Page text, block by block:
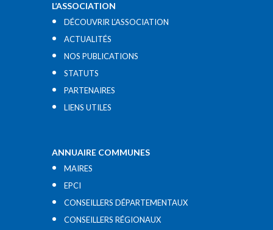
L’ASSOCIATION
DÉCOUVRIR L’ASSOCIATION
ACTUALITÉS
NOS PUBLICATIONS
STATUTS
PARTENAIRES
LIENS UTILES​
ANNUAIRE COMMUNES
MAIRES
EPCI
CONSEILLERS DÉPARTEMENTAUX
CONSEILLERS RÉGIONAUX